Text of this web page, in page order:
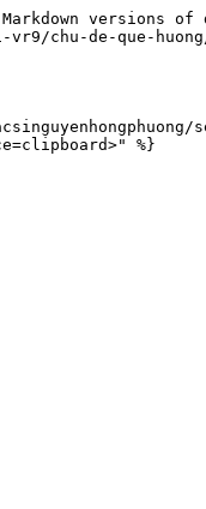
versions of
chu-de-que-
%}